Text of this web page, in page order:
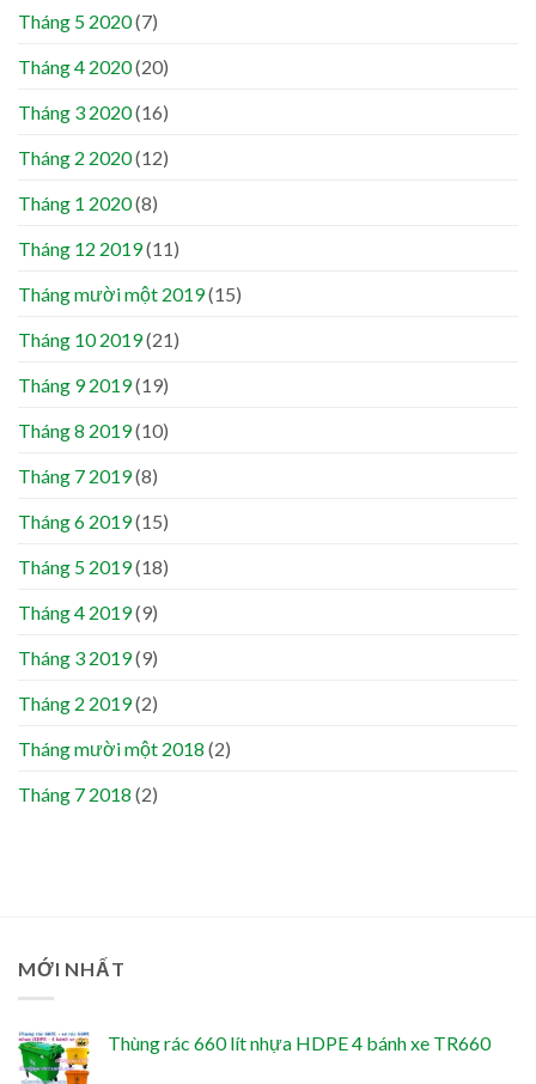
Tháng 5 2020(7)
Tháng 4 2020(20)
Tháng 3 2020(16)
Tháng 2 2020(12)
Tháng 1 2020(8)
Tháng 12 2019(11)
Tháng mười một 2019(15)
Tháng 10 2019(21)
Tháng 9 2019(19)
Tháng 8 2019(10)
Tháng 7 2019(8)
Tháng 6 2019(15)
Tháng 5 2019(18)
Tháng 4 2019(9)
Tháng 3 2019(9)
Tháng 2 2019(2)
Tháng mười một 2018 (2)
Tháng 7 2018 (2)
MỚI NHẤT
Thùng rác 660 lít nhựa HDPE 4 bánh xe TR660